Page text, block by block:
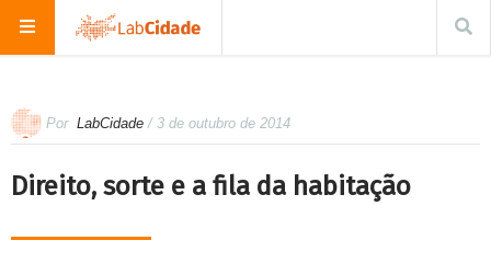
Por LabCidade / 3 de outubro de 2014
Direito, sorte e a fila da habitação